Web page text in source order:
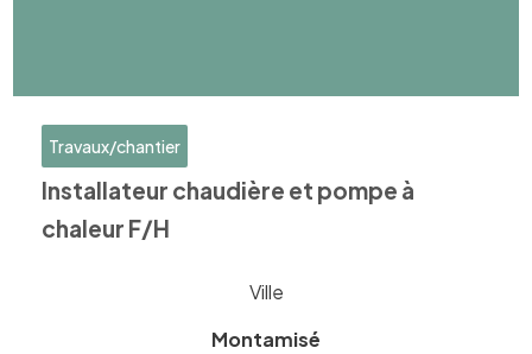
Travaux/chantier
Installateur chaudière et pompe à
chaleur F/H
Ville
Montamisé